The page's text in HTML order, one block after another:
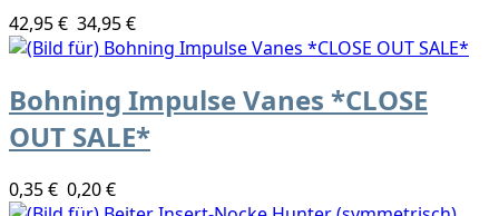
42,95 € 34,95 €
Bohning Impulse Vanes *CLOSE
OUT SALE*
0,35 € 0,20 €